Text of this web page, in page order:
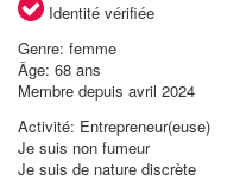
Identité vérifiée
Genre: femme
Âge: 68 ans
Membre depuis avril 2024
Activité: Entrepreneur(euse)
Je suis non fumeur
Je suis de nature discrète